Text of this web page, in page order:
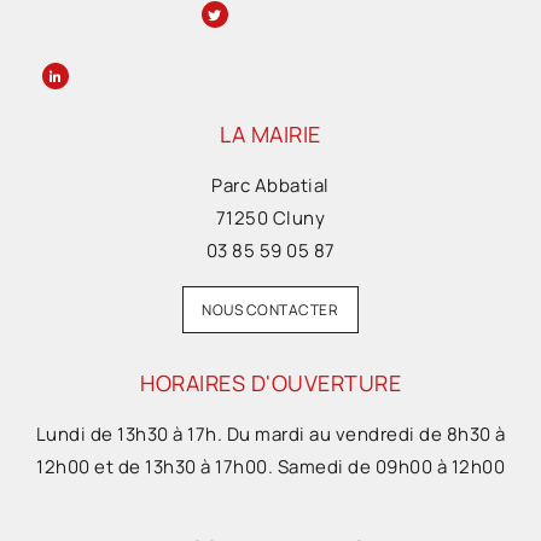
LA MAIRIE
Parc Abbatial
71250 Cluny
03 85 59 05 87
NOUS CONTACTER
HORAIRES D'OUVERTURE
Lundi de 13h30 à 17h. Du mardi au vendredi de 8h30 à
12h00 et de 13h30 à 17h00. Samedi de 09h00 à 12h00